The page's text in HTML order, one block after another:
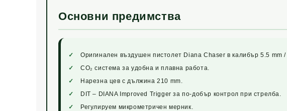
Основни предимства
Оригинален въздушен пистолет Diana Chaser в калибър 5.5 mm /
CO₂ система за удобна и плавна работа.
Нарезна цев с дължина 210 mm.
DIT – DIANA Improved Trigger за по-добър контрол при стрелба.
Регулируем микрометричен мерник.